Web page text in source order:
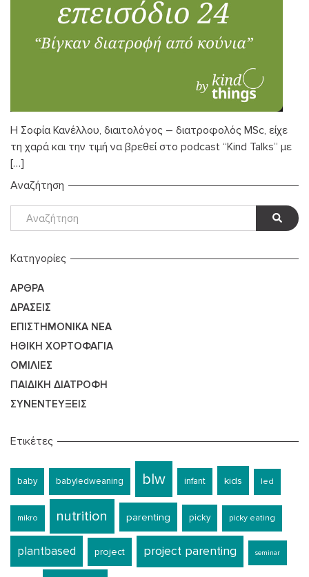
Η Σοφία Κανέλλου, διαιτολόγος – διατροφολός MSc, είχε
τη χαρά και την τιμή να βρεθεί στο podcast “Kind Talks” με
[…]
Αναζήτηση
Kατηγορίες
ΆΡΘΡΑ
ΔΡΆΣΕΙΣ
ΕΠΙΣΤΗΜΟΝΙΚΆ ΝΈΑ
ΗΘΙΚΉ ΧΟΡΤΟΦΑΓΊΑ
ΟΜΙΛΊΕΣ
ΠΑΙΔΙΚΉ ΔΙΑΤΡΟΦΉ
ΣΥΝΕΝΤΕΎΞΕΙΣ
Ετικέτες
baby babyledweaning blw infant kids led
mikro nutrition parenting picky picky eating
plantbased project project parenting seminar